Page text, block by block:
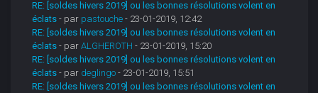
RE: [soldes hivers 2019] ou les bonnes résolutions volent en
éclats - par pastouche - 23-01-2019, 12:42
RE: [soldes hivers 2019] ou les bonnes résolutions volent en
éclats - parALGHEROTH - 23-01-2019, 15:20
RE: [soldes hivers 2019] ou les bonnes résolutions volent en
éclats - par deglingo - 23-01-2019, 15:51
RE: [soldes hivers 2019] ou les bonnes résolutions volent en